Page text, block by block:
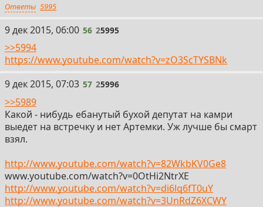
Ответы 5995
56
9 дек 2015, 06:00 56 25995
>>5994
https://www.youtube.com/watch?v=zO3ScTYSBNk
57
9 дек 2015, 07:03 57 25996
>>5989
Какой - нибудь ебанутый бухой депутат на камри
выедет на встречку и нет Артемки. Уж лучше бы смарт
взял.
http://www.youtube.com/watch?v=82WkbKV0Ge8
www.youtube.com/watch?v=0OtHi2NtrXE
http://www.youtube.com/watch?v=di6lq6fT0uY
http://www.youtube.com/watch?v=3UnRdZ6XCWY